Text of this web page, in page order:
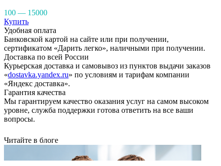
100 — 15000
Купить
Удобная оплата
Банковской картой на сайте или при получении,
сертификатом «Дарить легко», наличными при получении.
Доставка по всей России
Курьерская доставка и самовывоз из пунктов выдачи заказов
«dostavka.yandex.ru» по условиям и тарифам компании
«Яндекс доставка».
Гарантия качества
Мы гарантируем качество оказания услуг на самом высоком
уровне, служба поддержки готова ответить на все ваши
вопросы.
Читайте в блоге